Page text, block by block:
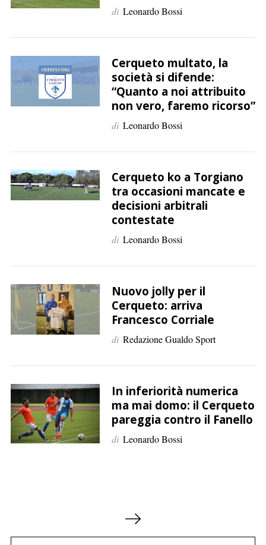
di Leonardo Bossi
Cerqueto multato, la
società si difende:
“Quanto a noi attribuito
non vero, faremo ricorso”
di Leonardo Bossi
Cerqueto ko a Torgiano
tra occasioni mancate e
decisioni arbitrali
contestate
di Leonardo Bossi
Nuovo jolly per il
Cerqueto: arriva
Francesco Corriale
di Redazione Gualdo Sport
In inferiorità numerica
ma mai domo: il Cerqueto
pareggia contro il Fanello
di Leonardo Bossi
a
p
e